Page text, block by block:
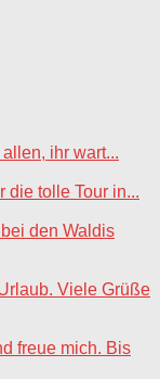
ihr wart...
die tolle Tour in...
den Waldis
Viele Grüße
freue mich. Bis